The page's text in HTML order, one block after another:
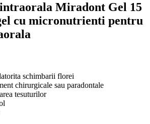
Miradont Gel 15
cu micronutrienti pentru
schimbarii florei
chirurgicale sau paradontale
tesuturilor